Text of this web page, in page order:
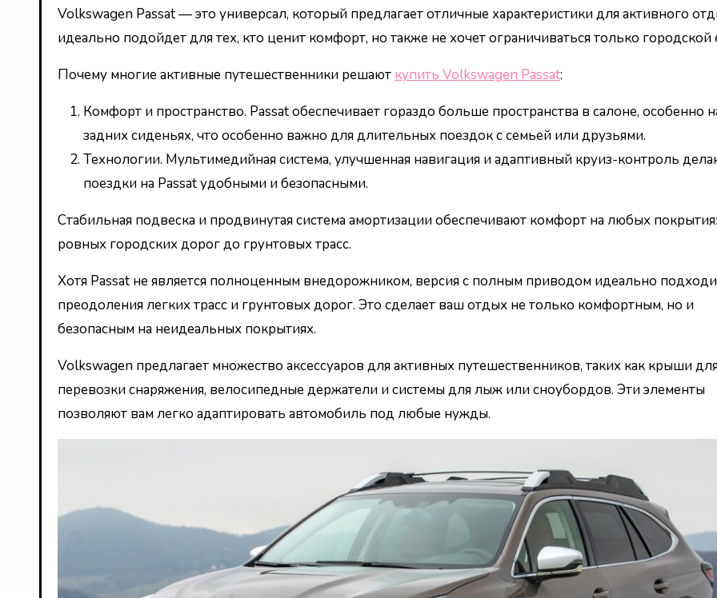
Volkswagen Passat — это универсал, который предлагает отличные характеристики для активного
идеально подойдет для тех, кто ценит комфорт, но также не хочет ограничиваться только городской
Почему многие активные путешественники решают купить Volkswagen Passat:
Комфорт и пространство. Passat обеспечивает гораздо больше пространства в салоне, особенно
задних сиденьях, что особенно важно для длительных поездок с семьей или друзьями.
Технологии. Мультимедийная система, улучшенная навигация и адаптивный круиз-контроль
поездки на Passat удобными и безопасными.
Стабильная подвеска и продвинутая система амортизации обеспечивают комфорт на любых
ровных городских дорог до грунтовых трасс.
Хотя Passat не является полноценным внедорожником, версия с полным приводом идеально
преодоления легких трасс и грунтовых дорог. Это сделает ваш отдых не только комфортным, но и
безопасным на неидеальных покрытиях.
Volkswagen предлагает множество аксессуаров для активных путешественников, таких как крыши
перевозки снаряжения, велосипедные держатели и системы для лыж или сноубордов. Эти элементы
позволяют вам легко адаптировать автомобиль под любые нужды.